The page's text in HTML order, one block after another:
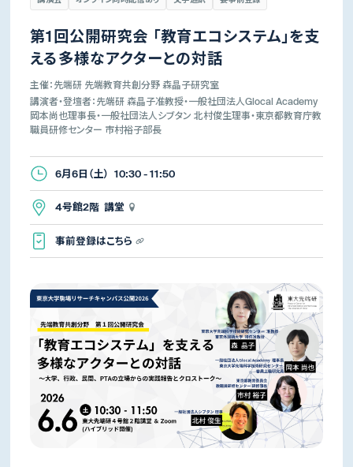
第1回公開研究会 「教育エコシステム」を支
える多様なアクターとの対話
主催：先端研 先端教育共創分野 森晶子研究室
講演者・登壇者：先端研 森晶子准教授・一般社団法人Glocal Academy
岡本尚也理事長・一般社団法人シブタン 北村俊生理事・東京都教育庁教
職員研修センター 市村裕子部長
6月6日（土） 10:30 - 11:50
4号館2階 講堂
事前登録はこちら